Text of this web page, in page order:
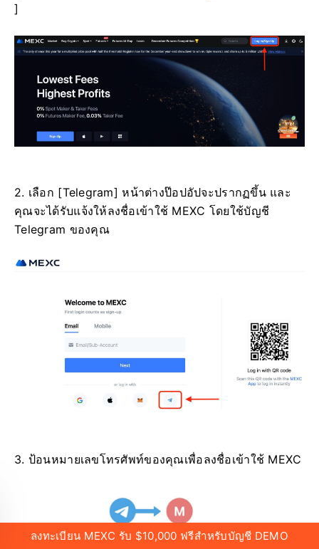
]
2. เลือก [Telegram] หน้าต่างป๊อปอัปจะปรากฏขึ้น และ
คุณจะได้รับแจ้งให้ลงชื่อเข้าใช้ MEXC โดยใช้บัญชี
Telegram ของคุณ
3. ป้อนหมายเลขโทรศัพท์ของคุณเพื่อลงชื่อเข้าใช้ MEXC
ลงทะเบียน MEXC รับ $10,000 ฟรีสำหรับบัญชี DEMO